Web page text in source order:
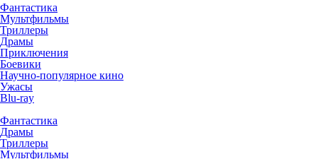
Фантастика
Мультфильмы
Триллеры
Драмы
Приключения
Боевики
Научно-популярное кино
Ужасы
Blu-ray
Фантастика
Драмы
Триллеры
Мультфильмы